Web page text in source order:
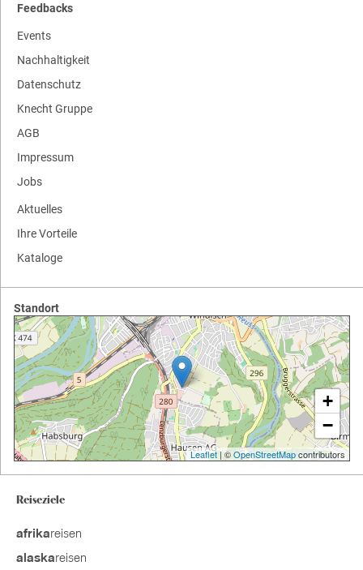
Feedbacks
Events
Nachhaltigkeit
Datenschutz
Knecht Gruppe
AGB
Impressum
Jobs
Aktuelles
Ihre Vorteile
Kataloge
Standort
+
−
Leaflet| ©OpenStreetMapcontributors
Reiseziele
afrikareisen
alaskareisen